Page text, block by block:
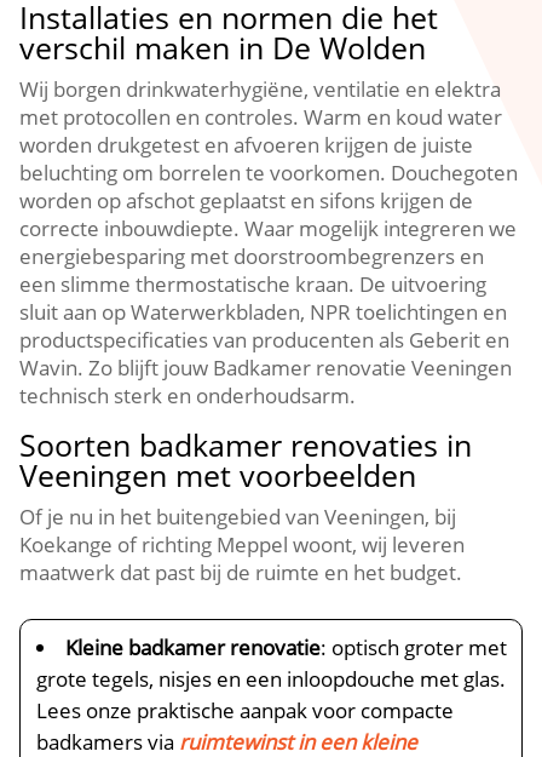
Installaties en normen die het
verschil maken in De Wolden
Wij borgen drinkwaterhygiëne, ventilatie en elektra
met protocollen en controles. Warm en koud water
worden drukgetest en afvoeren krijgen de juiste
beluchting om borrelen te voorkomen. Douchegoten
worden op afschot geplaatst en sifons krijgen de
correcte inbouwdiepte. Waar mogelijk integreren we
energiebesparing met doorstroombegrenzers en
een slimme thermostatische kraan. De uitvoering
sluit aan op Waterwerkbladen, NPR toelichtingen en
productspecificaties van producenten als Geberit en
Wavin. Zo blijft jouw Badkamer renovatie Veeningen
technisch sterk en onderhoudsarm.
Soorten badkamer renovaties in
Veeningen met voorbeelden
Of je nu in het buitengebied van Veeningen, bij
Koekange of richting Meppel woont, wij leveren
maatwerk dat past bij de ruimte en het budget.
Kleine badkamer renovatie: optisch groter met
grote tegels, nisjes en een inloopdouche met glas.
Lees onze praktische aanpak voor compacte
badkamers via ruimtewinst in een kleine